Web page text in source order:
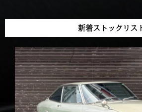
新着ストックリス